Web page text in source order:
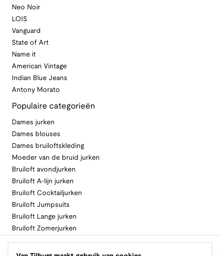
Neo Noir
LOIS
Vanguard
State of Art
Name it
American Vintage
Indian Blue Jeans
Antony Morato
Populaire categorieën
Dames jurken
Dames blouses
Dames bruiloftskleding
Moeder van de bruid jurken
Bruiloft avondjurken
Bruiloft A-lijn jurken
Bruiloft Cocktailjurken
Bruiloft Jumpsuits
Bruiloft Lange jurken
Bruiloft Zomerjurken